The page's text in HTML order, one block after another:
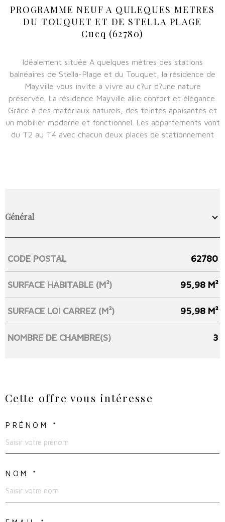
PROGRAMME NEUF A QULEQUES METRES
DU TOUQUET ET DE STELLA PLAGE
Cucq (62780)
Idéalement située A quelques mètres des stations
balnéaires de Stella-Plage et du Touquet, la résidence de
Mayville vous invite à vivre au c?ur d?une nature
préservée. La résidence Mayville allie confort et élégance.
Grâce à des matériaux naturels, des teintes apaisantes et
un mobilier moderne et fonctionnel. Les appartements vont
du T2 au T4 avec chacun deux places de stationnement
Général
Caractérisque Valeurs
CODE POSTAL 62780
SURFACE HABITABLE (M²) 95,98 M²
SURFACE LOI CARREZ (M²) 95,98 M²
NOMBRE DE CHAMBRE(S) 3
Cette offre vous intéresse
PRÉNOM *
NOM *